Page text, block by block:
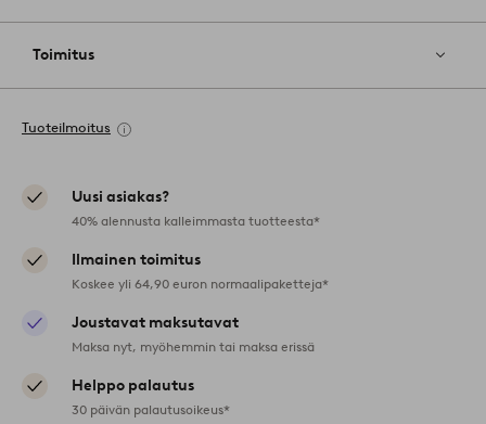
Toimitus
Tuoteilmoitus
Uusi asiakas?
40% alennusta kalleimmasta tuotteesta*
Ilmainen toimitus
Koskee yli 64,90 euron normaalipaketteja*
Joustavat maksutavat
Maksa nyt, myöhemmin tai maksa erissä
Helppo palautus
30 päivän palautusoikeus*